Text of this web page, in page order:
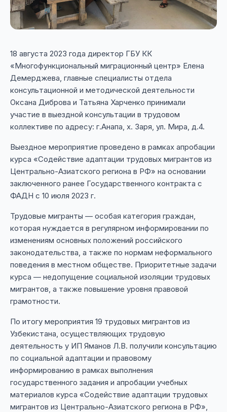
18 августа 2023 года директор ГБУ КК
«Многофункциональный миграционный центр» Елена
Демерджева, главные специалисты отдела
консультационной и методической деятельности
Оксана Диброва и Татьяна Харченко принимали
участие в выездной консультации в трудовом
коллективе по адресу: г.Анапа, х. Заря, ул. Мира, д.4.
Выездное мероприятие проведено в рамках апробации
курса «Содействие адаптации трудовых мигрантов из
Центрально-Азиатского региона в РФ» на основании
заключенного ранее Государственного контракта с
ФАДН с 10 июля 2023 г.
Трудовые мигранты — особая категория граждан,
которая нуждается в регулярном информировании по
изменениям основных положений российского
законодательства, а также по нормам неформального
поведения в местном обществе. Приоритетные задачи
курса — недопущение социальной изоляции трудовых
мигрантов, а также повышение уровня правовой
грамотности.
По итогу мероприятия 19 трудовых мигрантов из
Узбекистана, осуществляющих трудовую
деятельность у ИП Яманов Л.В. получили консультацию
по социальной адаптации и правовому
информированию в рамках выполнения
государственного задания и апробации учебных
материалов курса «Содействие адаптации трудовых
мигрантов из Центрально-Азиатского региона в РФ»,